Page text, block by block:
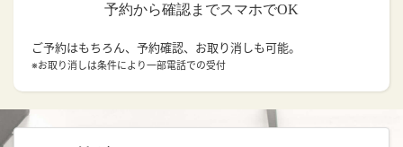
予約から確認までスマホでOK
ご予約はもちろん、予約確認、お取り消しも可能。
※お取り消しは条件により一部電話での受付